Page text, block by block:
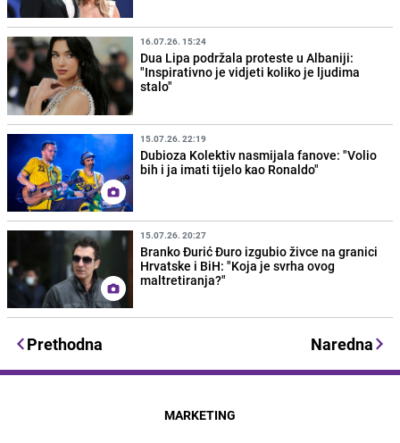
16.07.26. 15:24
Dua Lipa podržala proteste u Albaniji:
"Inspirativno je vidjeti koliko je ljudima
stalo"
15.07.26. 22:19
Dubioza Kolektiv nasmijala fanove: "Volio
bih i ja imati tijelo kao Ronaldo"
15.07.26. 20:27
Branko Đurić Đuro izgubio živce na granici
Hrvatske i BiH: "Koja je svrha ovog
maltretiranja?"
Prethodna Naredna
MARKETING